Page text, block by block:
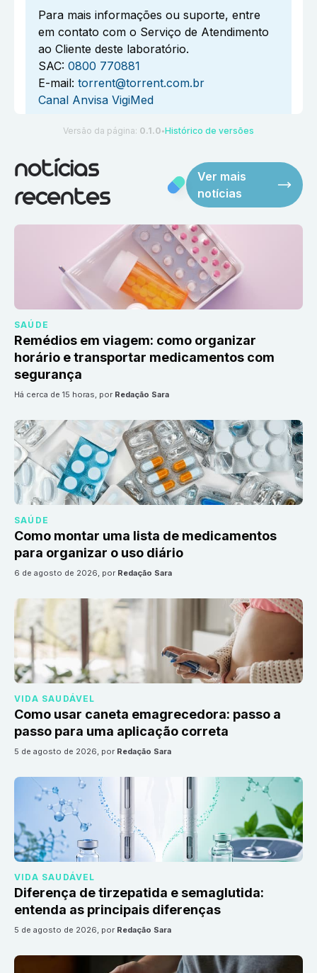
Para mais informações ou suporte, entre
em contato com o Serviço de Atendimento
ao Cliente deste laboratório.
SAC: 0800 770881
E-mail: torrent@torrent.com.br
Canal Anvisa VigiMed
Versão da página: 0.1.0 ●Histórico de versões
notícias
recentes
Ver mais
notícias
SAÚDE
Remédios em viagem: como organizar
horário e transportar medicamentos com
segurança
há cerca de 15 horas, por Redação Sara
SAÚDE
Como montar uma lista de medicamentos
para organizar o uso diário
6 de agosto de 2026, por Redação Sara
VIDA SAUDÁVEL
Como usar caneta emagrecedora: passo a
passo para uma aplicação correta
5 de agosto de 2026, por Redação Sara
VIDA SAUDÁVEL
Diferença de tirzepatida e semaglutida:
entenda as principais diferenças
5 de agosto de 2026, por Redação Sara